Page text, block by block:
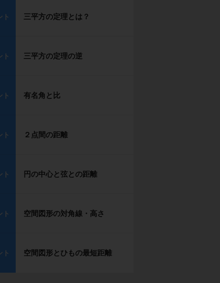
ト 三平方の定理とは？
ト 三平方の定理の逆
ト 有名角と比
ト ２点間の距離
ト 円の中心と弦との距離
ト 空間図形の対角線・高さ
ト 空間図形とひもの最短距離